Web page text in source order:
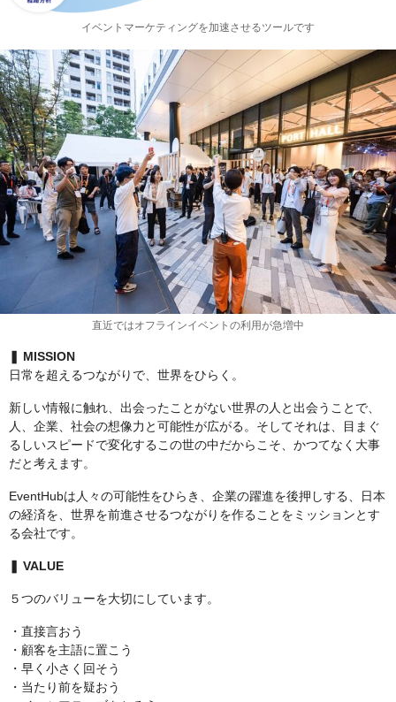
イベントマーケティングを加速させるツールです
直近ではオフラインイベントの利用が急増中
❚ MISSION
日常を超えるつながりで、世界をひらく。
新しい情報に触れ、出会ったことがない世界の人と出会うことで、
人、企業、社会の想像力と可能性が広がる。そしてそれは、目まぐ
るしいスピードで変化するこの世の中だからこそ、かつてなく大事
だと考えます。
EventHubは人々の可能性をひらき、企業の躍進を後押しする、日本
の経済を、世界を前進させるつながりを作ることをミッションとす
る会社です。
❚ VALUE
５つのバリューを大切にしています。
・直接言おう
・顧客を主語に置こう
・早く小さく回そう
・当たり前を疑おう